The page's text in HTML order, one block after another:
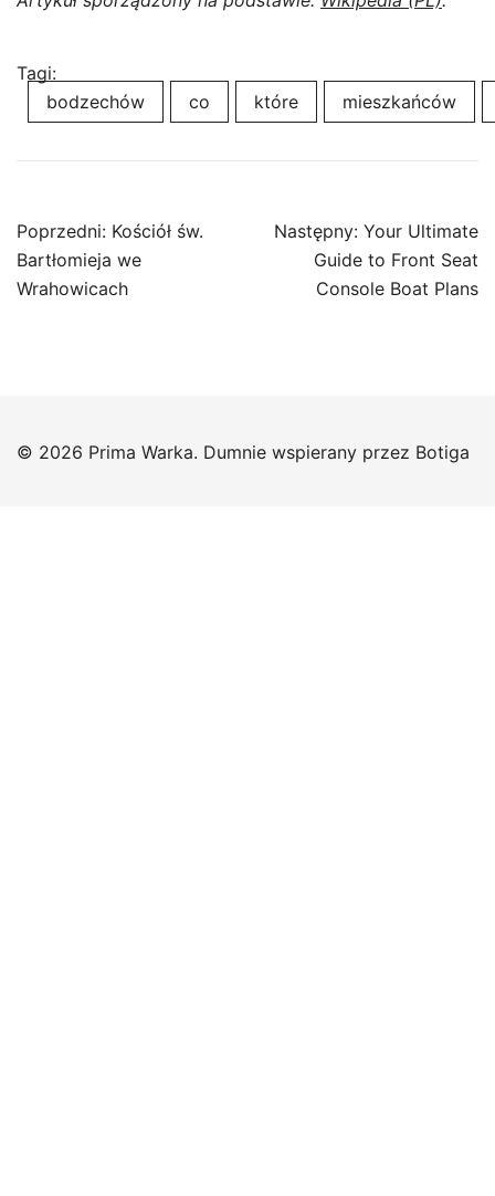
Tagi:
bodzechów
co które mieszkańców
Nawigacja
wpisu
Poprzedni: Kościół św.
Bartłomieja we
Wrahowicach
Następny: Your Ultimate
Guide to Front Seat
Console Boat Plans
© 2026 Prima Warka. Dumnie wspierany przez Botiga